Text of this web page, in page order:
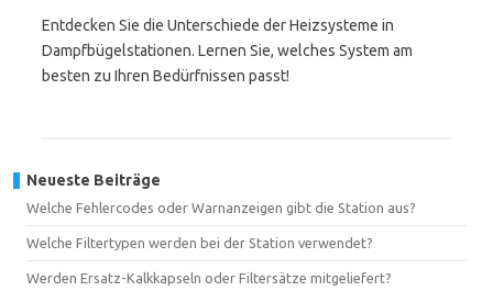
Entdecken Sie die Unterschiede der Heizsysteme in
Dampfbügelstationen. Lernen Sie, welches System am
besten zu Ihren Bedürfnissen passt!
Neueste Beiträge
Welche Fehlercodes oder Warnanzeigen gibt die Station aus?
Welche Filtertypen werden bei der Station verwendet?
Werden Ersatz-Kalkkapseln oder Filtersätze mitgeliefert?